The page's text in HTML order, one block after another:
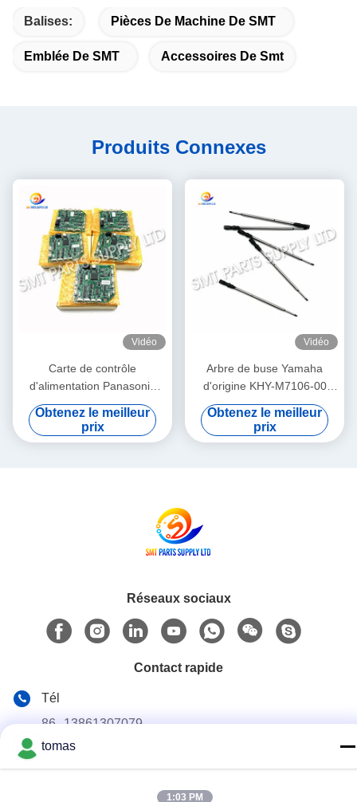
Balises: Pièces De Machine De SMT
Emblée De SMT Accessoires De Smt
Produits Connexes
Vidéo
Carte de contrôle
d'alimentation Panasonic
N610032084AA /
KXF0DWTHA00 (MC12CX-
5) – Pour alimentateurs
Obtenez le meilleur
prix
Vidéo
Arbre de buse Yamaha
d'origine KHY-M7106-00
pour machine de placement
et de dépose SMT YS12 /
YS24 / YG12F
Obtenez le meilleur
prix
Réseaux sociaux
Contact rapide
Tél
86--13861307079
tomas
1:03 PM